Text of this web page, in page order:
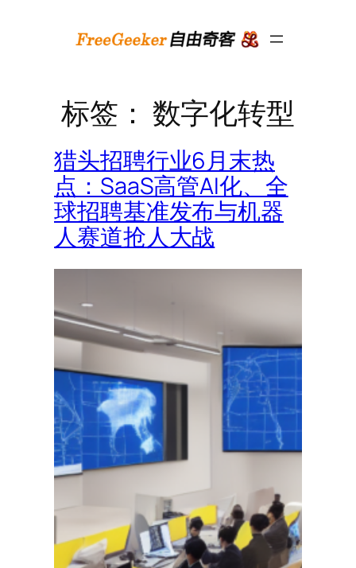
标签： 数字化转型
猎头招聘行业6月末热
点：SaaS高管AI化、全
球招聘基准发布与机器
人赛道抢人大战